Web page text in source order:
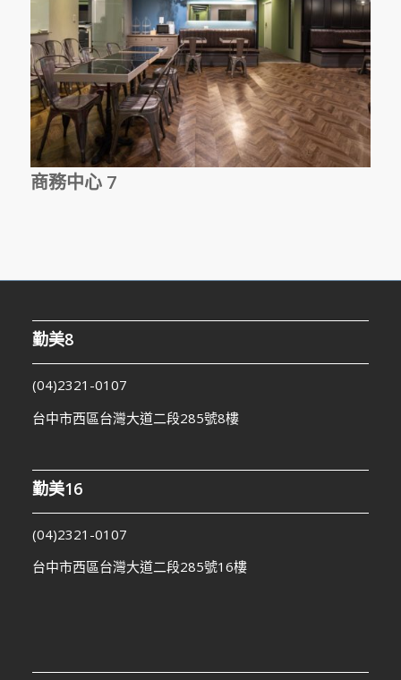
商務中心 7
勤美8
(04)2321-0107
台中市西區台灣大道二段285號8樓
勤美16
(04)2321-0107
台中市西區台灣大道二段285號16樓